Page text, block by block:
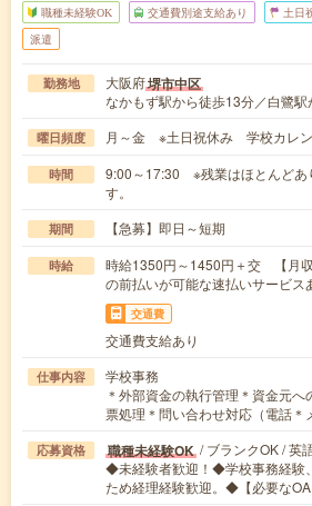
職種未経験OK 交通費別途支給あり 土日
派遣
勤務地 大阪府堺市中区
なかもず駅から徒歩13分／白鷺
曜日頻度 月～金 ※土日祝休み 学校カレン
時間
9:00～17:30 ※残業はほとんどあ
す。
期間 【急募】即日～短期
時給
時給1350円～1450円＋交 【月
の前払いが可能な速払いサービス
交通費
交通費支給あり
仕事内容
学校事務
＊外部資金の執行管理＊資金元
票処理＊問い合わせ対応（電話＊
応募資格 職種未経験OK / ブランクOK / 英
◆未経験者歓迎！◆学校事務経験
ため経理経験歓迎。◆【必要な